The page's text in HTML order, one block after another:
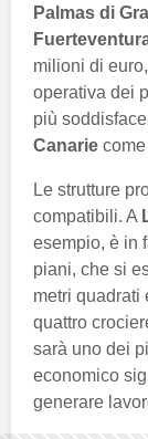
Palmas di
milioni di
operativa dei
più
Canarie
Le strutture
compatibili. A
esempio, è in
piani, che si
metri quadrati
quattro
sarà uno dei
economico
generare